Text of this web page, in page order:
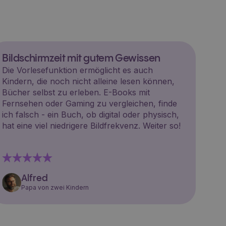
Bildschirmzeit mit gutem Gewissen
Die Vorlesefunktion ermöglicht es auch
Kindern, die noch nicht alleine lesen können,
Bücher selbst zu erleben. E-Books mit
Fernsehen oder Gaming zu vergleichen, finde
ich falsch - ein Buch, ob digital oder physisch,
hat eine viel niedrigere Bildfrekvenz. Weiter so!
Alfred
Papa von zwei Kindern